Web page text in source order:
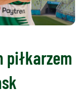
piłkarzem